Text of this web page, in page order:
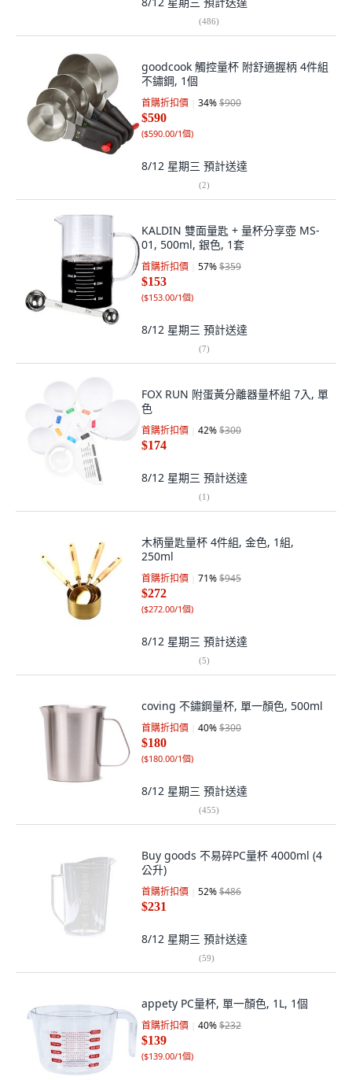
(486)
goodcook 觸控量杯 附舒適握柄 4件組
不鏽鋼, 1個
首購折扣價 34%$900
$590
($590.00/1個)
8/12 星期三 預計送達
(2)
KALDIN 雙面量匙 + 量杯分享壺 MS-
01, 500ml, 銀色, 1套
首購折扣價 57%$359
$153
($153.00/1個)
8/12 星期三 預計送達
(7)
FOX RUN 附蛋黃分離器量杯組 7入, 單
色
首購折扣價 42%$300
$174
8/12 星期三 預計送達
(1)
木柄量匙量杯 4件組, 金色, 1組,
250ml
首購折扣價 71%$945
$272
($272.00/1個)
8/12 星期三 預計送達
(5)
coving 不鏽鋼量杯, 單一顏色, 500ml
首購折扣價 40%$300
$180
($180.00/1個)
8/12 星期三 預計送達
(455)
Buy goods 不易碎PC量杯 4000ml (4
公升)
首購折扣價 52%$486
$231
8/12 星期三 預計送達
(59)
appety PC量杯, 單一顏色, 1L, 1個
首購折扣價 40%$232
$139
($139.00/1個)